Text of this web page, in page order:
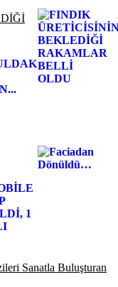
Sanatla Buluşturan